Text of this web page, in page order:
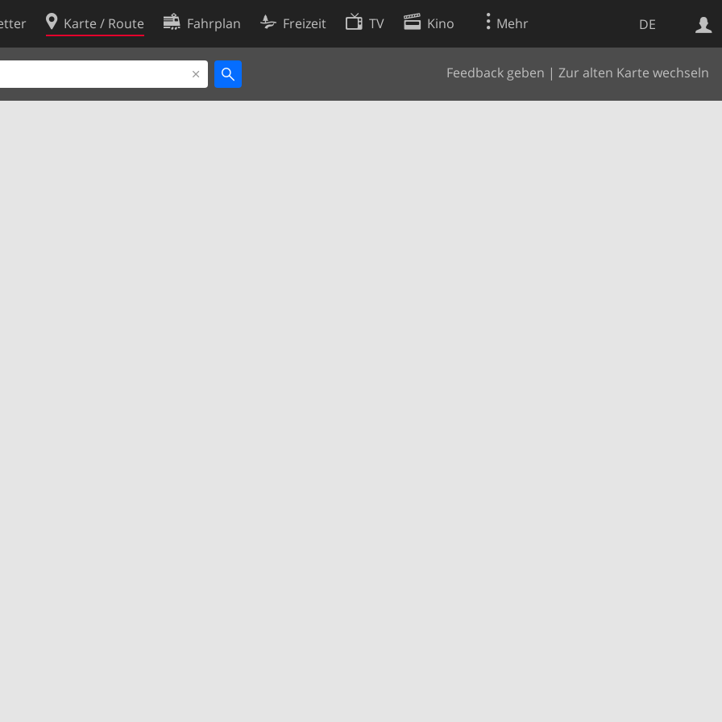
DE
Karte / Route Fahrplan Freizeit TV Kino Mehr
Feedback geben | Zur alten Karte wechseln
Websuche
Cookie-Richtlinie
Cookie-Einstellungen